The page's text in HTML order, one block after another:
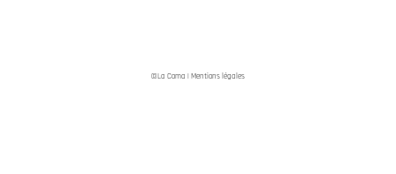
©La Coma | Mentions légales